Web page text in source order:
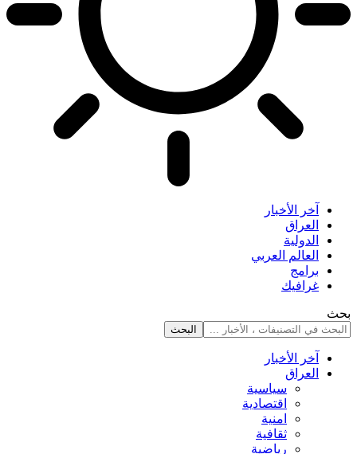
آخر الأخبار
العراق
الدولية
العالم العربي
برامج
غرافيك
بحث
آخر الأخبار
العراق
سياسية
اقتصادية
امنية
ثقافية
رياضية